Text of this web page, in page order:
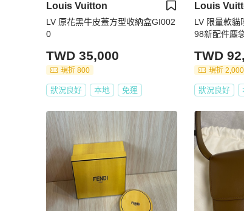
Louis Vuitton
LV 原花黑牛皮蓋方型收納盒GI002
0
TWD 35,000
現折 800
狀況良好 本地 免運
Louis
LV 限量款
98新配件塵
TWD
現折 2,000
狀況良好